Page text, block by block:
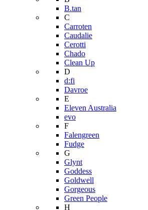
B.tan
C
Carroten
Caudalie
Cerotti
Chado
Clean Up
D
d:fi
Davroe
E
Eleven Australia
evo
F
Falengreen
Fudge
G
Glynt
Goddess
Goldwell
Gorgeous
Green People
H